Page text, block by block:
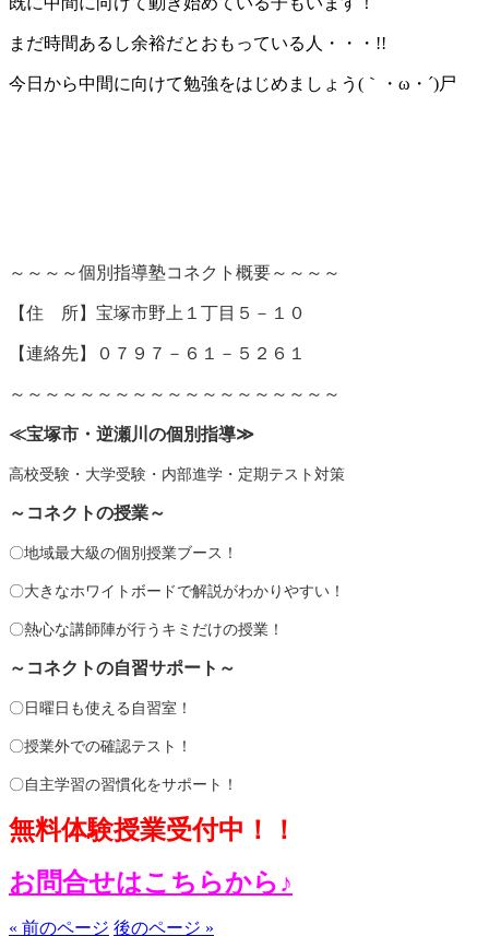
まだ時間あるし余裕だとおもっている人・・・!!
今日から中間に向けて勉強をはじめましょう(｀・ω・´)尸
～～～～個別指導塾コネクト概要～～～～
【住 所】宝塚市野上１丁目５－１０
【連絡先】０７９７－６１－５２６１
～～～～～～～～～～～～～～～～～～～
≪宝塚市・逆瀬川の個別指導≫
高校受験・大学受験・内部進学・定期テスト対策
～コネクトの授業～
〇地域最大級の個別授業ブース！
〇大きなホワイトボードで解説がわかりやすい！
〇熱心な講師陣が行うキミだけの授業！
～コネクトの自習サポート～
〇日曜日も使える自習室！
〇授業外での確認テスト！
〇自主学習の習慣化をサポート！
無料体験授業受付中！！
お問合せはこちらから♪
« 前のページ 後のページ »